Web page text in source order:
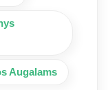
Augalams